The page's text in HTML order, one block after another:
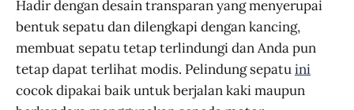
Hadir dengan desain transparan yang menyerupai
bentuk sepatu dan dilengkapi dengan kancing,
membuat sepatu tetap terlindungi dan Anda pun
tetap dapat terlihat modis. Pelindung sepatuini
cocok dipakai baik untuk berjalan kaki maupun